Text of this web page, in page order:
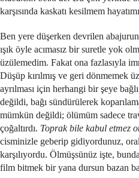
karşısında kaskatı kesilmem
Ben yere düşerken devrilen abajurun
ışık öyle acımasız bir suretle yok
üzülemedim. Fakat ona fazlasıyla
Düşüp kırılmış ve geri dönmemek
ayrılması için herhangi bir şeye
değildi, bağı sündürülerek
mümkün değildi; ölümüm sadece
çoğaltırdı. Toprak bile kabul etmez
cisminizle geberip gidiyordunuz,
karşılıyordu. Ölmüşsünüz işte,
film bitmek bir yana dursun bazan